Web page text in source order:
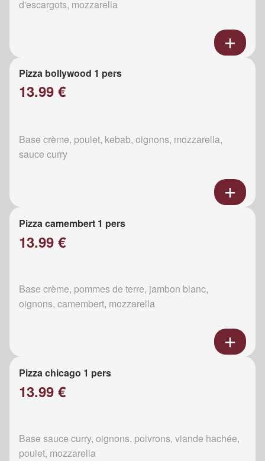
d'escargots, mozzarella
Pizza bollywood 1 pers
13.99 €
Base crème, poulet, kebab, oignons, mozzarella,
sauce curry
Pizza camembert 1 pers
13.99 €
Base crème, pommes de terre, jambon blanc,
oignons, camembert, mozzarella
Pizza chicago 1 pers
13.99 €
Base sauce curry, oignons, poivrons, viande hachée,
poulet, mozzarella